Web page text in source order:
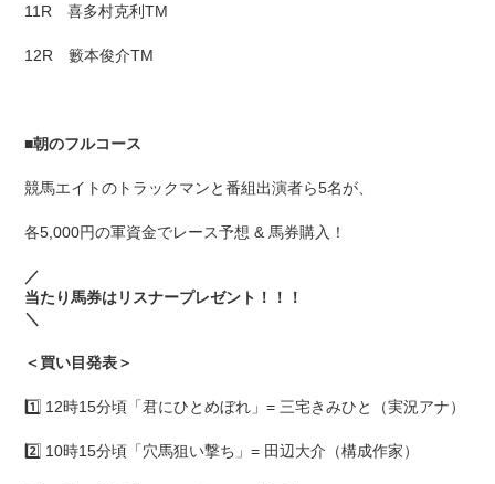
11R 喜多村克利TM
12R 籔本俊介TM
■朝のフルコース
競馬エイトのトラックマンと番組出演者ら5名が、
各5,000円の軍資金でレース予想 & 馬券購入！
／
当たり馬券はリスナープレゼント！！！
＼
＜買い目発表＞
1️⃣ 12時15分頃「君にひとめぼれ」= 三宅きみひと（実況アナ）
2️⃣ 10時15分頃「穴馬狙い撃ち」= 田辺大介（構成作家）